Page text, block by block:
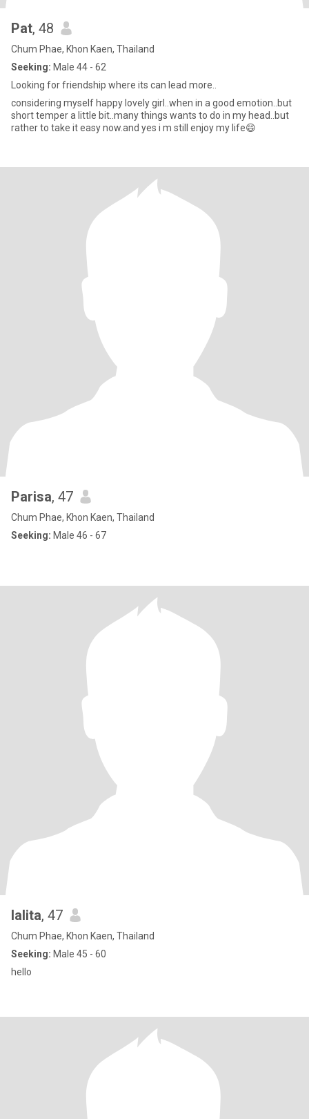
Pat, 48
Chum Phae, Khon Kaen, Thailand
Seeking: Male 44 - 62
Looking for friendship where its can lead more..
considering myself happy lovely girl..when in a good emotion..but
short temper a little bit..many things wants to do in my head..but
rather to take it easy now.and yes i m still enjoy my life😄
Parisa, 47
Chum Phae, Khon Kaen, Thailand
Seeking: Male 46 - 67
lalita, 47
Chum Phae, Khon Kaen, Thailand
Seeking: Male 45 - 60
hello